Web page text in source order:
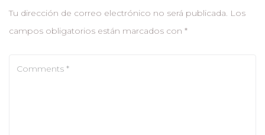
Tu dirección de correo electrónico no será publicada. Los
campos obligatorios están marcados con *